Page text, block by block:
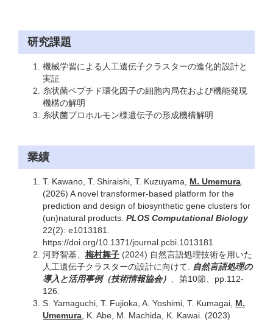
研究課題
機械学習による人工遺伝子クラスターの進化的設計と
実証
糸状菌ペプチド環化因子の細胞内局在および機能発現
機構の解明
糸状菌プロホルモン様遺伝子の形成機構解明
業績
T. Kawano, T. Shiraishi, T. Kuzuyama, M. Umemura.
(2026) A novel transformer-based platform for the
prediction and design of biosynthetic gene clusters for
(un)natural products. PLOS Computational Biology
22(2): e1013181.
https://doi.org/10.1371/journal.pcbi.1013181
河野智基、 梅村舞子 (2024) 自然言語処理技術を用いた
人工遺伝子クラスターの設計に向けて. 自然言語処理の
導入と活用事例（技術情報協会） 、第10節、pp.112-
126.
S. Yamaguchi, T. Fujioka, A. Yoshimi, T. Kumagai, M.
Umemura, K. Abe, M. Machida, K. Kawai. (2023)